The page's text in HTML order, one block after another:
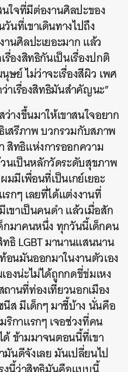
ใจที่มีต่องานศิลปะของ
นที่เขาเดินทางไปถึง
นศิลปะเยอะมาก แล้ว
รื่องสิทธิกันเป็นเรื่องปกติ
ษย์ ไม่ว่าจะเรื่องสีผิว เพศ
ว่าเรื่องสิทธิมันสำคัญนะ”
างขึ้นมาให้เขาสนใจอยาก
สรีภาพ บวกรวมกับสภาพ
สิทธิแห่งการออกความ
นเป็นหลักวัดระดับสุขภาพ
มมีเพื่อนที่เป็นเกย์เยอะ
กๆ เลยที่ได้แต่งงานที่
เขาเป็นคนดำ แล้วเมื่อสัก
กมาคนหนึ่ง ทุกวันนี้เด็กคน
ธิ LGBT มานานแสนนาน
อนมันออกมาในงานตัวเอง
องน่ะไม่ได้ถูกกดขี่ข่มเหง
านที่ท่องเที่ยวนอกเมือง
ส มีเด็กๆ มาชี้บ้าง นั่นคือ
ริกาแรกๆ เจอช่วงที่คน
ด้ ข้ามมาจนตอนนี้ที่เขา
นดีจังเลย มันเปลี่ยนไป